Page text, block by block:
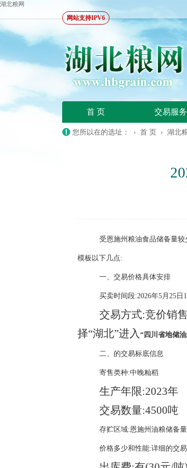
湖北粮网
网站支持IPV6
首 页 交易服务
您所以在的选址： › 首 页 › 湖北
受恩施州粮油食品储备量
模板以下几点:
一、交易价格具体安排
买卖时间段:2026年5月25日
交易方式:竞价销
择“湖北”进入 “四川省地储
二、的交易标底信息
寄售类种:中晚籼稻
生产年限:2023年
交易数量:4500吨
存贮区域:恩施州油粮储备
价格多少和性能:详细的交